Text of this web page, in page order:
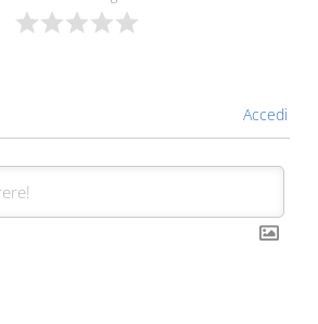
Accedi